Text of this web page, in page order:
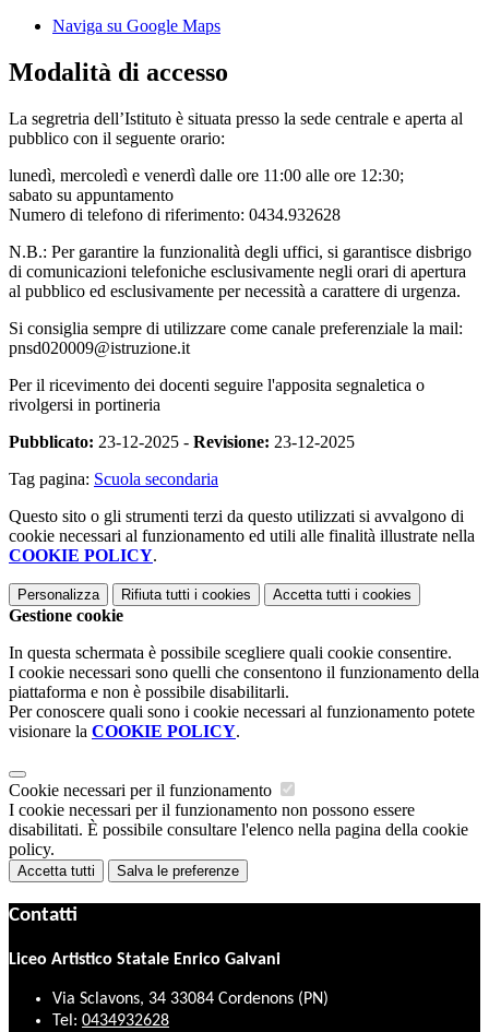
Naviga su Google Maps
Modalità di accesso
La segretria dell’Istituto è situata presso la sede centrale e aperta al
pubblico con il seguente orario:
lunedì, mercoledì e venerdì dalle ore 11:00 alle ore 12:30;
sabato su appuntamento
Numero di telefono di riferimento: 0434.932628
N.B.: Per garantire la funzionalità degli uffici, si garantisce disbrigo
di comunicazioni telefoniche esclusivamente negli orari di apertura
al pubblico ed esclusivamente per necessità a carattere di urgenza.
Si consiglia sempre di utilizzare come canale preferenziale la mail:
pnsd020009@istruzione.it
Per il ricevimento dei docenti seguire l'apposita segnaletica o
rivolgersi in portineria
Pubblicato: 23-12-2025 - Revisione: 23-12-2025
Tag pagina: Scuola secondaria
Questo sito o gli strumenti terzi da questo utilizzati si avvalgono di
cookie necessari al funzionamento ed utili alle finalità illustrate nella
COOKIE POLICY.
Personalizza Rifiuta tutti i cookies Accetta tutti i cookies
Gestione cookie
In questa schermata è possibile scegliere quali cookie consentire.
I cookie necessari sono quelli che consentono il funzionamento della
piattaforma e non è possibile disabilitarli.
Per conoscere quali sono i cookie necessari al funzionamento potete
visionare la COOKIE POLICY.
Cookie necessari per il funzionamento
I cookie necessari per il funzionamento non possono essere
disabilitati. È possibile consultare l'elenco nella pagina della cookie
policy.
Accetta tutti Salva le preferenze
Contatti
Liceo Artistico Statale Enrico Galvani
Via Sclavons, 34 33084 Cordenons (PN)
Tel: 0434932628